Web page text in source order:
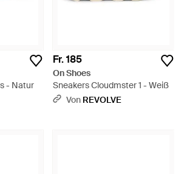
- Natur
Fr. 185
On Shoes
Sneakers Cloudmster 1 - Weiß
Von REVOLVE